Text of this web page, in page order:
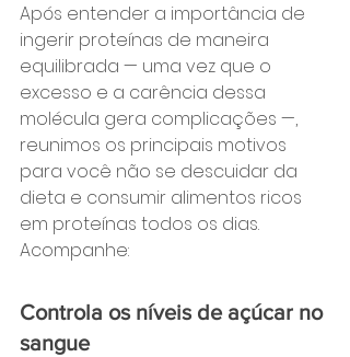
Após entender a importância de
ingerir proteínas de maneira
equilibrada — uma vez que o
excesso e a carência dessa
molécula gera complicações —,
reunimos os principais motivos
para você não se descuidar da
dieta e consumir alimentos ricos
em proteínas todos os dias.
Acompanhe:
Controla os níveis de açúcar no
sangue